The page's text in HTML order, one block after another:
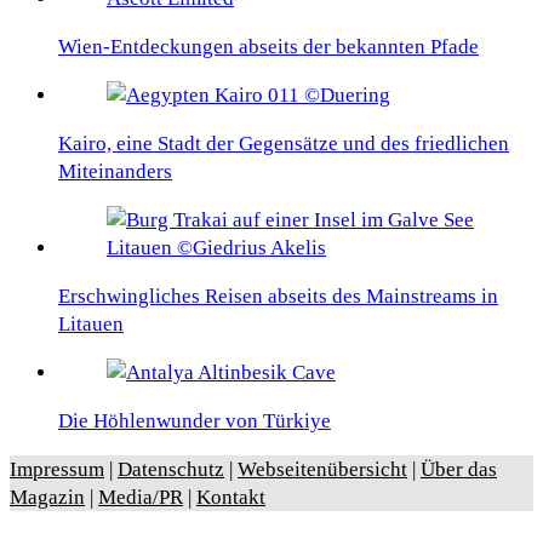
Wien-Entdeckungen abseits der bekannten Pfade
Kairo, eine Stadt der Gegensätze und des friedlichen
Miteinanders
Erschwingliches Reisen abseits des Mainstreams in
Litauen
Die Höhlenwunder von Türkiye
Impressum | Datenschutz | Webseitenübersicht | Über das
Magazin | Media/PR | Kontakt